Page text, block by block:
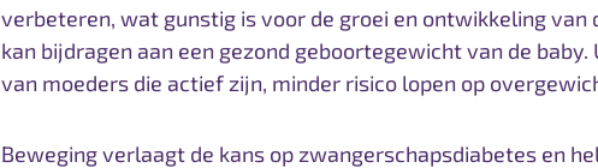
verbeteren, wat gunstig is voor de groei en ontwikkeling van
kan bijdragen aan een gezond geboortegewicht van de
van moeders die actief zijn, minder risico lopen op
Beweging verlaagt de kans op zwangerschapsdiabetes en